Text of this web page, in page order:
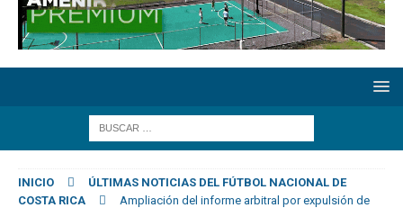
INICIO
ÚLTIMAS NOTICIAS DEL FÚTBOL NACIONAL DE
COSTA RICA
Ampliación del informe arbitral por expulsión de